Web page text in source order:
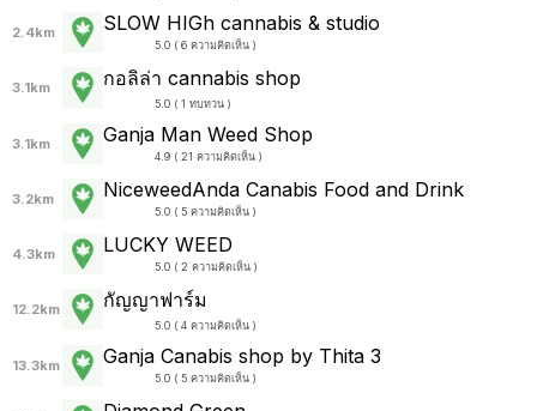
2.4km SLOW HIGh cannabis & studio
5.0 ( 6 ความคิดเห็น )
3.1km กอลิล่า cannabis shop
5.0 ( 1 ทบทวน )
3.1km Ganja Man Weed Shop
4.9 ( 21 ความคิดเห็น )
3.2km NiceweedAnda Canabis Food and Drink
5.0 ( 5 ความคิดเห็น )
4.3km LUCKY WEED
5.0 ( 2 ความคิดเห็น )
12.2km กัญญาฟาร์ม
5.0 ( 4 ความคิดเห็น )
13.3km Ganja Canabis shop by Thita 3
5.0 ( 5 ความคิดเห็น )